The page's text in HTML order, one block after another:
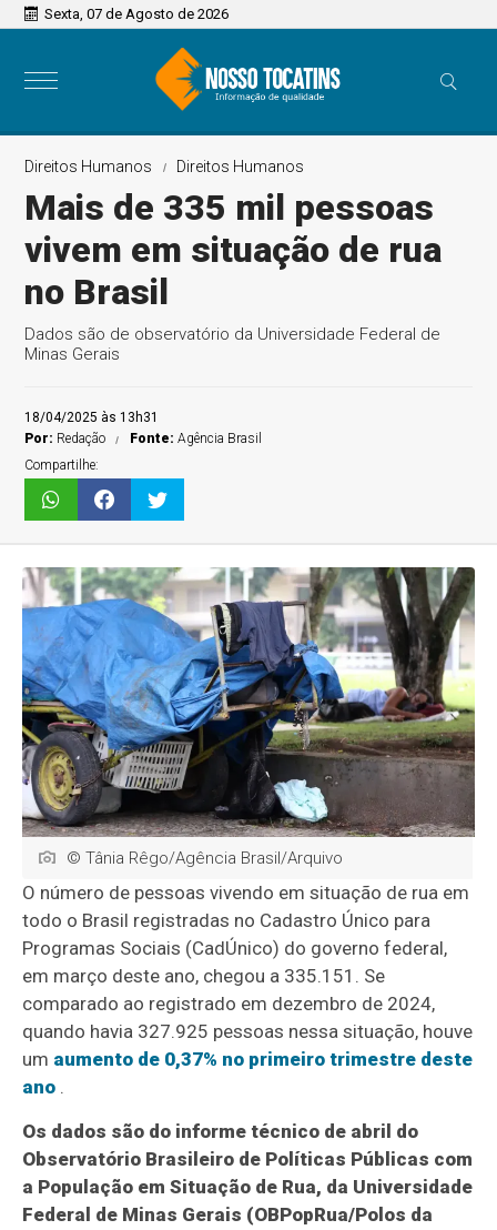
Sexta, 07 de Agosto de 2026
Direitos Humanos Direitos Humanos
Mais de 335 mil pessoas
vivem em situação de rua
no Brasil
Dados são de observatório da Universidade Federal de
Minas Gerais
18/04/2025 às 13h31
Por: Redação Fonte:Agência Brasil
Compartilhe:
© Tânia Rêgo/Agência Brasil/Arquivo
O número de pessoas vivendo em situação de rua em
todo o Brasil registradas no Cadastro Único para
Programas Sociais (CadÚnico) do governo federal,
em março deste ano, chegou a 335.151. Se
comparado ao registrado em dezembro de 2024,
quando havia 327.925 pessoas nessa situação, houve
um aumento de 0,37% no primeiro trimestre deste
ano .
Os dados são do informe técnico de abril do
Observatório Brasileiro de Políticas Públicas com
a População em Situação de Rua, da Universidade
Federal de Minas Gerais (OBPopRua/Polos da